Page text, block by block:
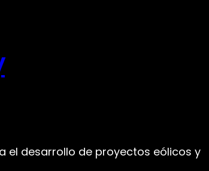
el desarrollo de proyectos eólicos y